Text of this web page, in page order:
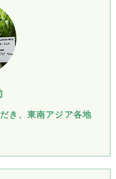
き、東南アジア各地